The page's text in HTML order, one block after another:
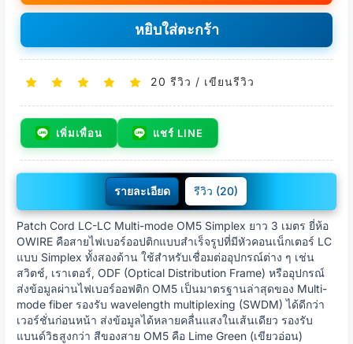
หยิบใส่ตะกร้า
20 รีวิว / เขียนรีวิว
เพิ่มเพื่อน แชร์ LINE
รายละเอียด รีวิว (20)
Patch Cord LC-LC Multi-mode OM5 Simplex ยาว 3 เมตร ยี่ห้อ
OWIRE คือสายไฟเบอร์ออปติกแบบสำเร็จรูปที่มีหัวคอนเน็กเตอร์ LC
แบบ Simplex ทั้งสองด้าน ใช้สำหรับเชื่อมต่ออุปกรณ์ต่าง ๆ เช่น
สวิตช์, เราเตอร์, ODF (Optical Distribution Frame) หรืออุปกรณ์
ส่งข้อมูลผ่านไฟเบอร์ออฟติก OM5 เป็นมาตรฐานล่าสุดของ Multi-
mode fiber รองรับ wavelength multiplexing (SWDM) ได้ดีกว่า
เวอร์ชั่นก่อนหน้า ส่งข้อมูลได้หลายคลื่นแสงในเส้นเดียว รองรับ
แบนด์วิธสูงกว่า สีของสาย OM5 คือ Lime Green (เขียวอ่อน)